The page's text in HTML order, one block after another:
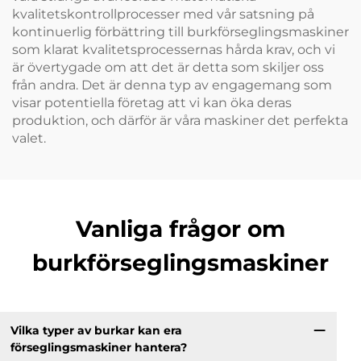
kvalitetskontrollprocesser med vår satsning på
kontinuerlig förbättring till burkförseglingsmaskiner
som klarat kvalitetsprocessernas hårda krav, och vi
är övertygade om att det är detta som skiljer oss
från andra. Det är denna typ av engagemang som
visar potentiella företag att vi kan öka deras
produktion, och därför är våra maskiner det perfekta
valet.
Vanliga frågor om
burkförseglingsmaskiner
Vilka typer av burkar kan era
förseglingsmaskiner hantera?